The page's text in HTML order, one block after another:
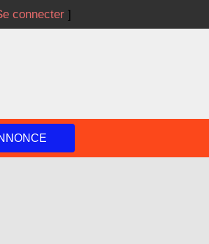
connecter ]